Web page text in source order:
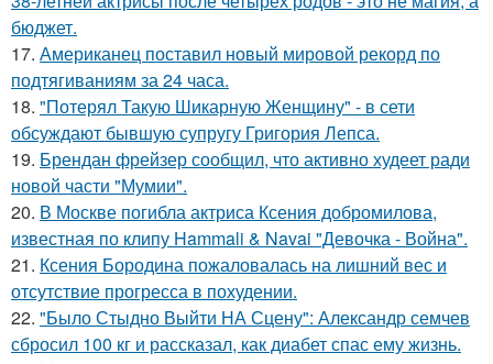
бюджет.
17. Американец поставил новый мировой рекорд по
подтягиваниям за 24 часа.
18. "Потерял Такую Шикарную Женщину" - в сети
обсуждают бывшую супругу Григория Лепса.
19. Брендан фрейзер сообщил, что активно худеет ради
новой части "Мумии".
20. В Москве погибла актриса Ксения добромилова,
известная по клипу Hammali & Navai "Девочка - Война".
21. Ксения Бородина пожаловалась на лишний вес и
отсутствие прогресса в похудении.
22. "Было Стыдно Выйти НА Сцену": Александр семчев
сбросил 100 кг и рассказал, как диабет спас ему жизнь.